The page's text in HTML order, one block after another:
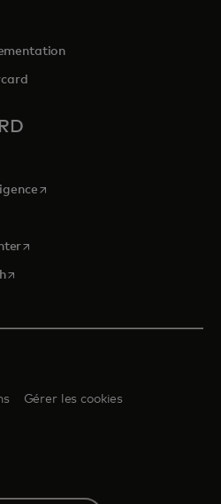
nouvel onglet
s’ouvre dans un nouvel onglet
dans un nouvel onglet
s’ouvre dans un nouvel onglet
s’ouvre dans un nouvel onglet
Gérer les cookies